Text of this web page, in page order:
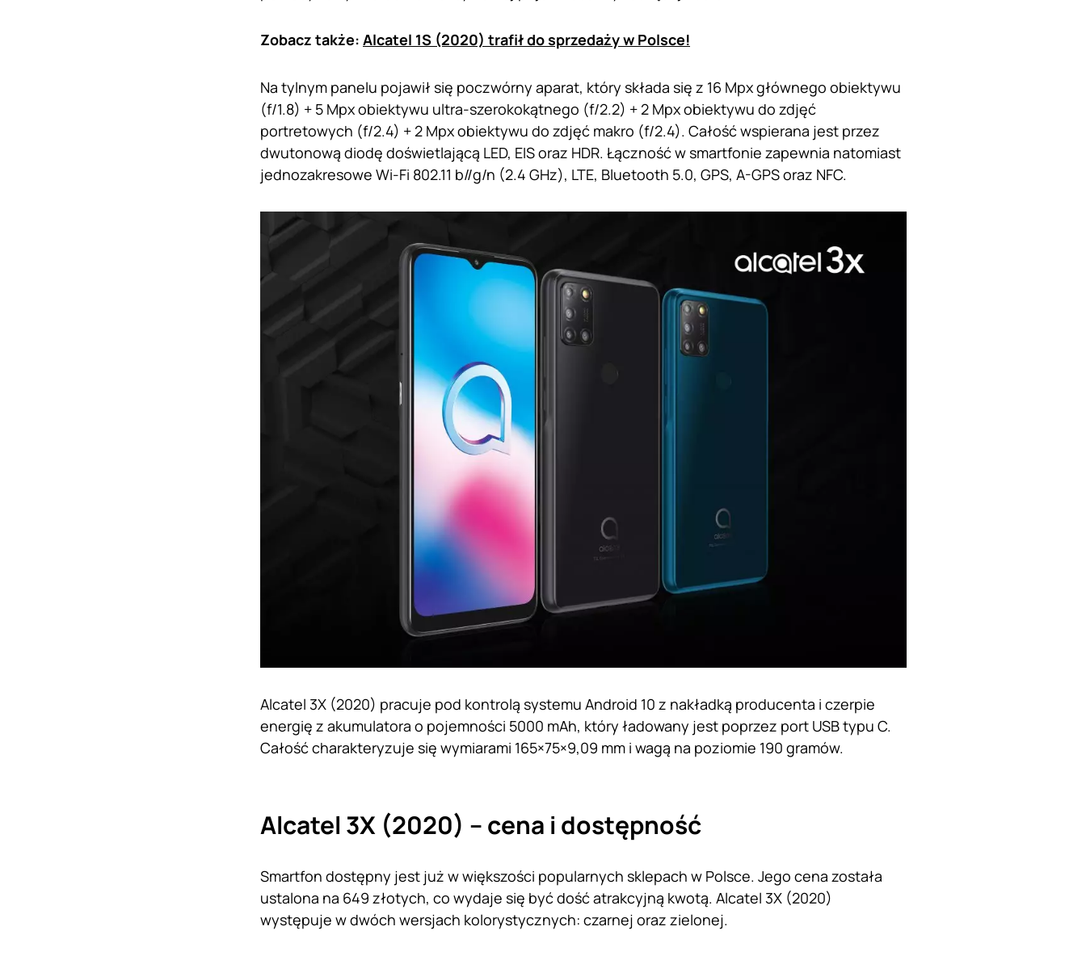
Zobacz także: Alcatel 1S (2020) trafił do sprzedaży w Polsce!
Na tylnym panelu pojawił się poczwórny aparat, który składa się z 16 Mpx głównego obiektywu
(f/1.8) + 5 Mpx obiektywu ultra-szerokokątnego (f/2.2) + 2 Mpx obiektywu do zdjęć
portretowych (f/2.4) + 2 Mpx obiektywu do zdjęć makro (f/2.4). Całość wspierana jest przez
dwutonową diodę doświetlającą LED, EIS oraz HDR. Łączność w smartfonie zapewnia natomiast
jednozakresowe Wi-Fi 802.11 b//g/n (2.4 GHz), LTE, Bluetooth 5.0, GPS, A-GPS oraz NFC.
Alcatel 3X (2020) pracuje pod kontrolą systemu Android 10 z nakładką producenta i czerpie
energię z akumulatora o pojemności 5000 mAh, który ładowany jest poprzez port USB typu C.
Całość charakteryzuje się wymiarami 165×75×9,09 mm i wagą na poziomie 190 gramów.
Alcatel 3X (2020) – cena i dostępność
Smartfon dostępny jest już w większości popularnych sklepach w Polsce. Jego cena została
ustalona na 649 złotych, co wydaje się być dość atrakcyjną kwotą. Alcatel 3X (2020)
występuje w dwóch wersjach kolorystycznych: czarnej oraz zielonej.